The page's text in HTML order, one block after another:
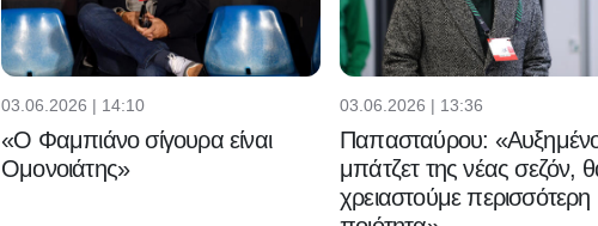
03.06.2026 | 14:10
«Ο Φαμπιάνο σίγουρα είναι
Ομονοιάτης»
03.06.2026 | 13:36
Παπασταύρου:
μπάτζετ της νέας σεζόν,
χρειαστούμε περισσότερη